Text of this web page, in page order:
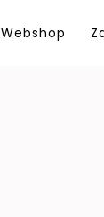
Webshop